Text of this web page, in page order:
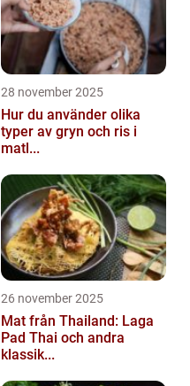
28 november 2025
Hur du använder olika
typer av gryn och ris i
matl...
26 november 2025
Mat från Thailand: Laga
Pad Thai och andra
klassik...